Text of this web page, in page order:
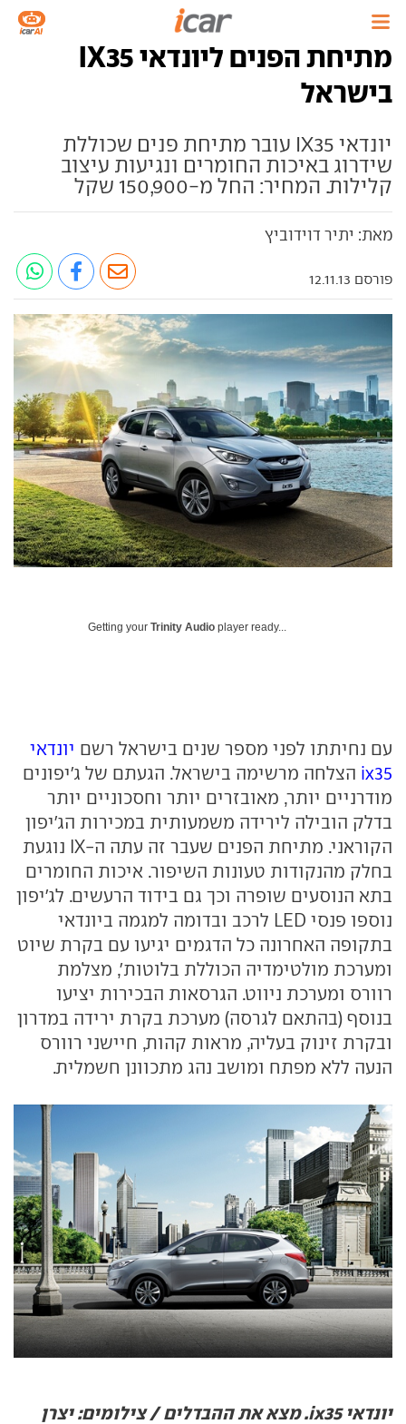
מתיחת הפנים ליונדאי IX35
בישראל
יונדאי IX35 עובר מתיחת פנים שכוללת
שידרוג באיכות החומרים ונגיעות עיצוב
קלילות. המחיר: החל מ-150,900 שקל
מאת: יתיר דוידוביץ
פורסם 12.11.13
Getting your Trinity Audio player ready...
עם נחיתתו לפני מספר שנים בישראל רשם יונדאי
ix35 הצלחה מרשימה בישראל. הגעתם של ג'יפונים
מודרניים יותר, מאובזרים יותר וחסכוניים יותר
בדלק הובילה לירידה משמעותית במכירות הג'יפון
הקוראני. מתיחת הפנים שעבר זה עתה ה-IX נוגעת
בחלק מהנקודות טעונות השיפור. איכות החומרים
בתא הנוסעים שופרה וכך גם בידוד הרעשים. לג'יפון
נוספו פנסי LED לרכב ובדומה למגמה ביונדאי
בתקופה האחרונה כל הדגמים יגיעו עם בקרת שיוט
ומערכת מולטימדיה הכוללת בלוטות', מצלמת
רוורס ומערכת ניווט. הגרסאות הבכירות יציעו
בנוסף (בהתאם לגרסה) מערכת בקרת ירידה במדרון
ובקרת זינוק בעליה, מראות קהות, חיישני רוורס
הנעה ללא מפתח ומושב נהג מתכוונן חשמלית.
יונדאי ix35. מצא את ההבדלים / צילומים: יצרן